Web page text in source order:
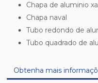
chapa de aluminio
chapa naval
tubo redondo de
tubo quadrado de
Obtenha mais